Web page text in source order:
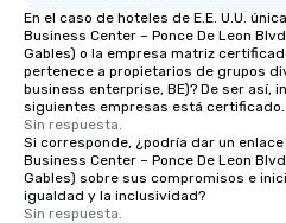
En el caso de hoteles de E.E. U.U.
Business Center – Ponce De Leon
Gables) o la empresa matriz
pertenece a propietarios de grupos
business enterprise, BE)? De ser así,
siguientes empresas está certificado.
Sin respuesta.
Si corresponde, ¿podría dar un
Business Center – Ponce De Leon
Gables) sobre sus compromisos e
igualdad y la inclusividad?
Sin respuesta.